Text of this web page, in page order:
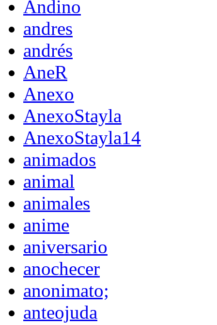
Andino
andres
andrés
AneR
Anexo
AnexoStayla
AnexoStayla14
animados
animal
animales
anime
aniversario
anochecer
anonimato;
anteojuda